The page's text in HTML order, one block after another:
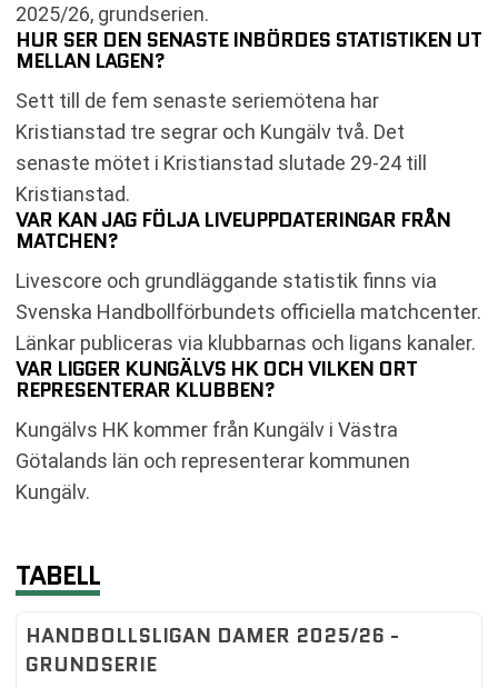
2025/26, grundserien.
HUR SER DEN SENASTE INBÖRDES STATISTIKEN UT
MELLAN LAGEN?
Sett till de fem senaste seriemötena har
Kristianstad tre segrar och Kungälv två. Det
senaste mötet i Kristianstad slutade 29-24 till
Kristianstad.
VAR KAN JAG FÖLJA LIVEUPPDATERINGAR FRÅN
MATCHEN?
Livescore och grundläggande statistik finns via
Svenska Handbollförbundets officiella matchcenter.
Länkar publiceras via klubbarnas och ligans kanaler.
VAR LIGGER KUNGÄLVS HK OCH VILKEN ORT
REPRESENTERAR KLUBBEN?
Kungälvs HK kommer från Kungälv i Västra
Götalands län och representerar kommunen
Kungälv.
TABELL
HANDBOLLSLIGAN DAMER 2025/26 -
GRUNDSERIE